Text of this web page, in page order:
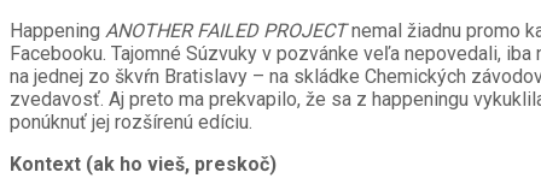
Happening ANOTHER FAILED PROJECTnemal žiadnu promo
Facebooku. Tajomné Súzvuky v pozvánke veľa nepovedali,
na jednej zo škvŕn Bratislavy – na skládke Chemických
zvedavosť. Aj preto ma prekvapilo, že sa z happeningu
ponúknuť jej rozšírenú edíciu.
Kontext (ak ho vieš, preskoč)